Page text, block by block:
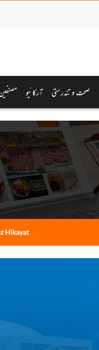
صحت و تندرستی آرکائیو مصنفین
Hikayat